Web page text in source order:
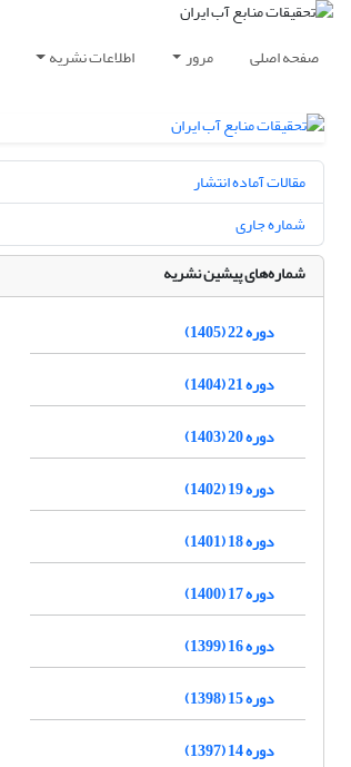
صفحه اصلی مرور اطلاعات نشریه
مقالات آماده انتشار
شماره جاری
شماره‌های پیشین نشریه
دوره 22 (1405)
دوره 21 (1404)
دوره 20 (1403)
دوره 19 (1402)
دوره 18 (1401)
دوره 17 (1400)
دوره 16 (1399)
دوره 15 (1398)
دوره 14 (1397)